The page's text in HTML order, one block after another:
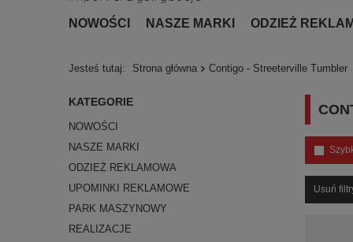
NOWOŚCI NASZE MARKI ODZIEŻ
Jesteś tutaj: Strona główna Contigo - Streeterville Tumbler
KATEGORIE
NOWOŚCI
NASZE MARKI
ODZIEŻ REKLAMOWA
UPOMINKI REKLAMOWE
PARK MASZYNOWY
REALIZACJE
Usuń